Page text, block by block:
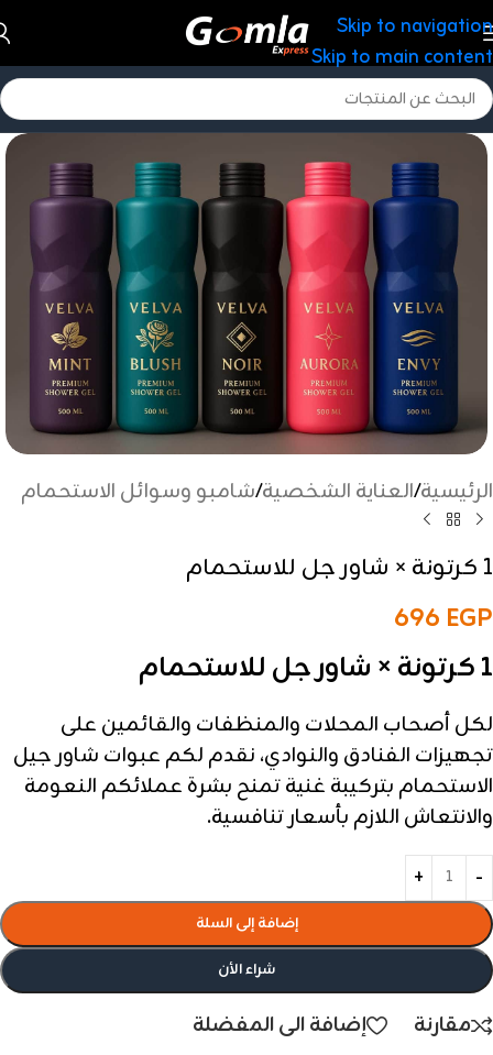
Skip to navigation
Skip to main content
الرئيسية/العناية الشخصية/شامبو وسوائل الاستحمام
1 كرتونة × شاور جل للاستحمام
696 EGP
1 كرتونة × شاور جل للاستحمام
لكل أصحاب المحلات والمنظفات والقائمين على
تجهيزات الفنادق والنوادي، نقدم لكم عبوات شاور جيل
الاستحمام بتركيبة غنية تمنح بشرة عملائكم النعومة
والانتعاش اللازم بأسعار تنافسية.
إضافة إلى السلة
شراء الأن
مقارنة إضافة الى المفضلة